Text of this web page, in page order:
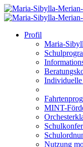
Profil
Maria-
MINT-
Nutzung